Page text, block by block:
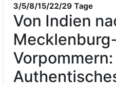
3/5/8/15/22/29 Tage
Von Indien
Vorpommern: